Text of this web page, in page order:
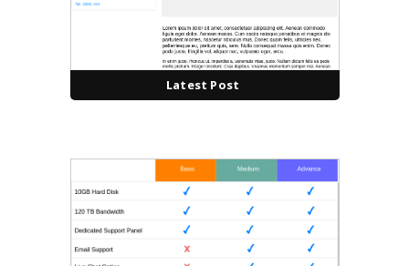
Latest Post